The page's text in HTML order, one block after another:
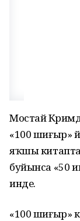
Мостай
«100 шиғыр»
яҡшы
буйынса «50
инде.
«100 шиғыр»